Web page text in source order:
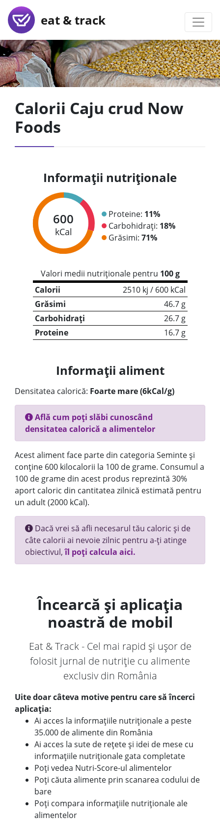
eat & track
Calorii Caju crud Now
Foods
Informații nutriționale
600
kCal
Proteine: 11%
Carbohidrați: 18%
Grăsimi: 71%
Valori medii nutriționale pentru 100 g
Calorii
2510 kj / 600 kCal
Grăsimi
46.7 g
Carbohidrați
26.7 g
Proteine
16.7 g
Informații aliment
Densitatea calorică: Foarte mare (6kCal/g)
Află cum poți slăbi cunoscând
densitatea calorică a alimentelor
Acest aliment face parte din categoria Seminte și
conține 600 kilocalorii la 100 de grame. Consumul a
100 de grame din acest produs reprezintă 30%
aport caloric din cantitatea zilnică estimată pentru
un adult (2000 kCal).
Dacă vrei să afli necesarul tău caloric și de
câte calorii ai nevoie zilnic pentru a-ți atinge
obiectivul,îl poți calcula aici.
Încearcă și aplicația
noastră de mobil
Eat & Track - Cel mai rapid și ușor de
folosit jurnal de nutriție cu alimente
exclusiv din România
Uite doar câteva motive pentru care să încerci
aplicația:
Ai acces la informațiile nutriționale a peste
35.000 de alimente din România
Ai acces la sute de rețete și idei de mese cu
informațiile nutriționale gata completate
Poți vedea Nutri-Score-ul alimentelor
Poți căuta alimente prin scanarea codului de
bare
Poți compara informațiile nutriționale ale
alimentelor